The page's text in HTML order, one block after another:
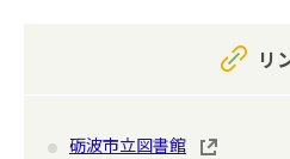
リ
砺波市立図書館